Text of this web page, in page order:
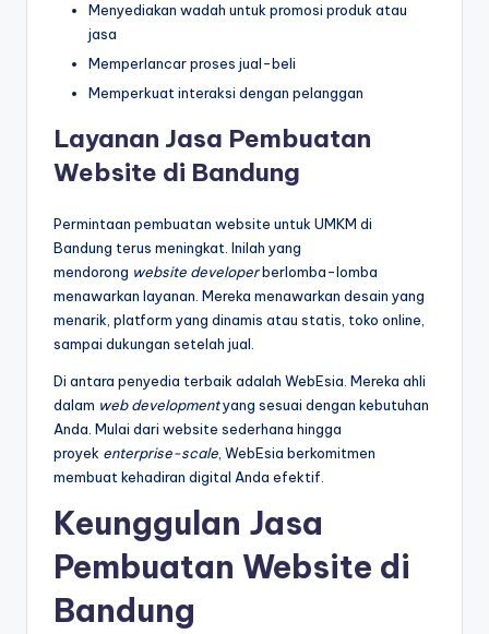
Menyediakan wadah untuk promosi produk atau
jasa
Memperlancar proses jual-beli
Memperkuat interaksi dengan pelanggan
Layanan Jasa Pembuatan
Website di Bandung
Permintaan pembuatan website untuk UMKM di
Bandung terus meningkat. Inilah yang
mendorong website developerberlomba-lomba
menawarkan layanan. Mereka menawarkan desain yang
menarik, platform yang dinamis atau statis, toko online,
sampai dukungan setelah jual.
Di antara penyedia terbaik adalah WebEsia. Mereka ahli
dalam web developmentyang sesuai dengan kebutuhan
Anda. Mulai dari website sederhana hingga
proyek enterprise-scale, WebEsia berkomitmen
membuat kehadiran digital Anda efektif.
Keunggulan Jasa
Pembuatan Website di
Bandung